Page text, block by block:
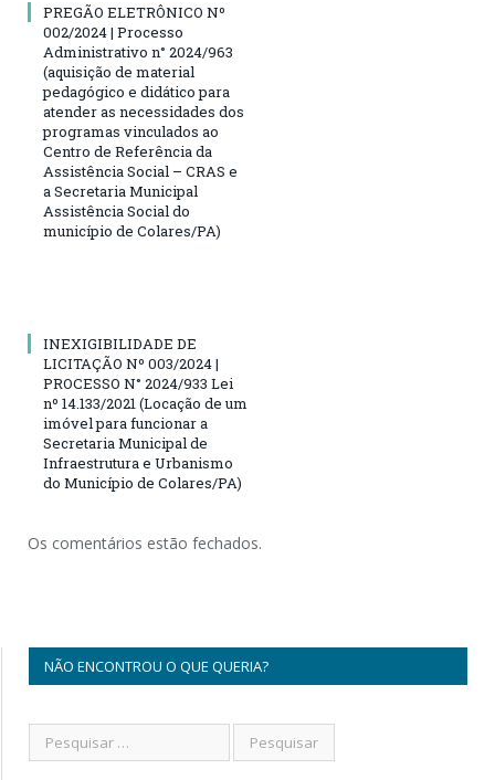
PREGÃO ELETRÔNICO Nº
002/2024 | Processo
Administrativo n° 2024/963
(aquisição de material
pedagógico e didático para
atender as necessidades dos
programas vinculados ao
Centro de Referência da
Assistência Social – CRAS e
a Secretaria Municipal
Assistência Social do
município de Colares/PA)
INEXIGIBILIDADE DE
LICITAÇÃO Nº 003/2024 |
PROCESSO N° 2024/933 Lei
nº 14.133/2021 (Locação de um
imóvel para funcionar a
Secretaria Municipal de
Infraestrutura e Urbanismo
do Município de Colares/PA)
Os comentários estão fechados.
NÃO ENCONTROU O QUE QUERIA?